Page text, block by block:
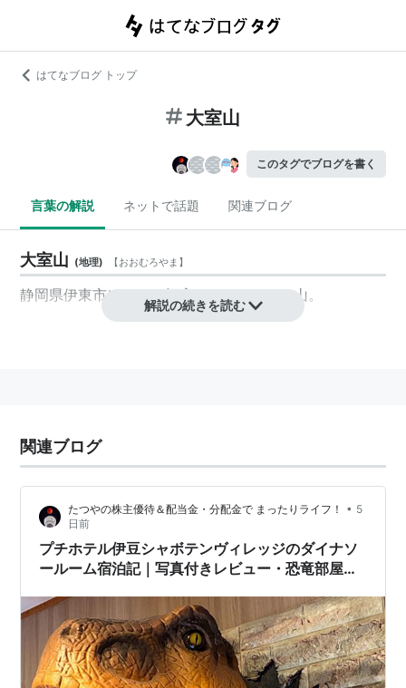
はてなブログ トップ
大室山
このタグでブログを書く
言葉の解説 ネットで話題 関連ブログ
大室山 (地理) 【おおむろやま 】
静岡県伊東市にある、標高580メートルの山。
解説の続きを読む
関連ブログ
たつやの株主優待＆配当金・分配金で まったりライフ！ • 5
日前
プチホテル伊豆シャボテンヴィレッジのダイナソ
ールーム宿泊記｜写真付きレビュー・恐竜部屋が